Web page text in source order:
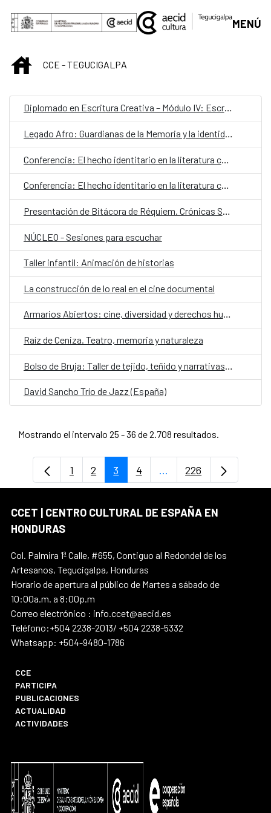
Saltar al contenido principal
MENÚ
INICIOCCE - TEGUCIGALPA
Diplomado en Escritura Creativa – Módulo IV: Escrituras híbridas
Legado Afro: Guardianas de la Memoria y la identidad cultural
Conferencia: El hecho identitario en la literatura contemporánea
Conferencia: El hecho identitario en la literatura contemporánea
Presentación de Bitácora de Réquiem. Crónicas Saturnales
NÚCLEO - Sesiones para escuchar
Taller infantil: Animación de historias
La construcción de lo real en el cine documental
Armarios Abiertos: cine, diversidad y derechos humanos
Raíz de Ceniza. Teatro, memoria y naturaleza
David Sancho Trío de Jazz (España)
Mostrando el intervalo 25 - 36 de 2.708 resultados.
Página
1 Página
2 Página
3 Página
4 ...Páginas intermedias
Página
226
CCET | CENTRO CULTURAL DE ESPAÑA EN
HONDURAS
Col. Palmira 1ª Calle, #655, Contiguo al Redondel de los
Artesanos, Tegucigalpa, Honduras
Horario de apertura al público de Martes a sábado de
10:00a.m. a 8:00p.m
Correo electrónico : info.ccet@aecid.es
Teléfono:+504 2238-2013/ +504 2238-5332
Whatsapp: +504-9480-1786
CCE
PARTICIPA
PUBLICACIONES
ACTUALIDAD
ACTIVIDADES